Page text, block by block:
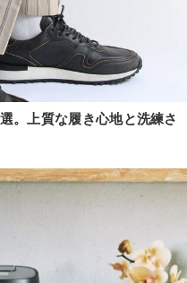
。上質な履き心地と洗練さ